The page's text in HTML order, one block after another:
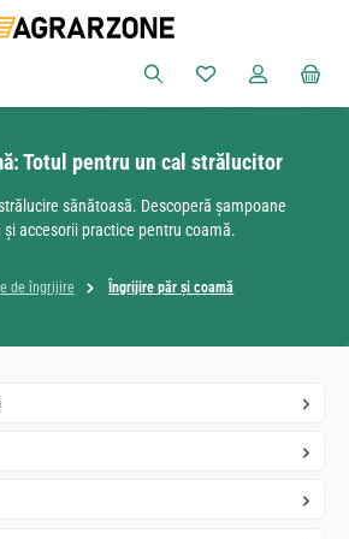
Aveți 0 articole
Totul pentru un cal strălucitor
sănătoasă. Descoperă șampoane
accesorii practice pentru coamă.
de îngrijire Îngrijire păr și coamă